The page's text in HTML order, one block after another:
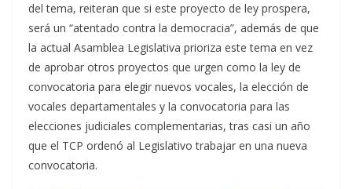
del tema, reiteran que si este proyecto de ley prospera,
será un “atentado contra la democracia”, además de que
la actual Asamblea Legislativa prioriza este tema en vez
de aprobar otros proyectos que urgen como la ley de
convocatoria para elegir nuevos vocales, la elección de
vocales departamentales y la convocatoria para las
elecciones judiciales complementarias, tras casi un año
que el TCP ordenó al Legislativo trabajar en una nueva
convocatoria.